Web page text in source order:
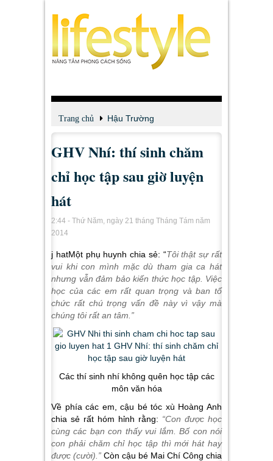
Trang chủ Hậu Trường
GHV Nhí: thí sinh chăm
chỉ học tập sau giờ luyện
hát
2:44 - Thứ Năm, ngày 21 tháng Tháng Tám năm
2014
j hatMột phụ huynh chia sẻ: “Tôi thật sự rất
vui khi con mình mặc dù tham gia ca hát
nhưng vẫn đảm bảo kiến thức học tập. Việc
học của các em rất quan trọng và ban tổ
chức rất chú trọng vấn đề này vì vậy mà
chúng tôi rất an tâm.”
Các thí sinh nhí không quên học tập các
môn văn hóa
Về phía các em, cậu bé tóc xù Hoàng Anh
chia sẻ rất hóm hỉnh rằng: “Con được học
cùng các bạn con thấy vui lắm. Bố con nói
con phải chăm chỉ học tập thì mới hát hay
được (cười).” Còn cậu bé Mai Chí Công chia